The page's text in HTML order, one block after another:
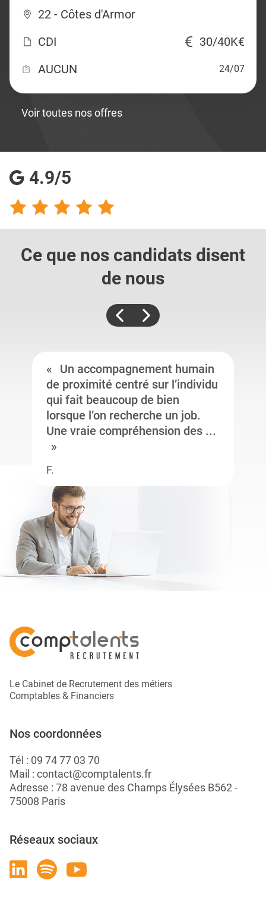
22 - Côtes d'Armor
CDI
30/40K€
AUCUN
24/07
Voir toutes nos offres
4.9/5
Ce que nos candidats disent
de nous
Un accompagnement humain
de proximité centré sur l’individu
qui fait beaucoup de bien
lorsque l’on recherche un job.
Une vraie compréhension des ...
F.
Le Cabinet de Recrutement des métiers
Comptables & Financiers
Nos coordonnées
Tél : 09 74 77 03 70
Mail : contact@comptalents.fr
Adresse : 78 avenue des Champs Élysées B562 -
75008 Paris
Réseaux sociaux